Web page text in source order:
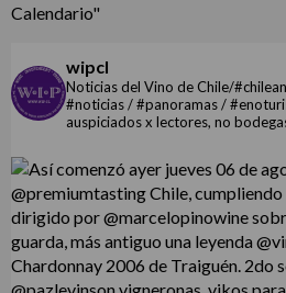
Calendario"
wipcl
Noticias del Vino de Chile/
#noticias / #panoramas /
auspiciados x lectores, no